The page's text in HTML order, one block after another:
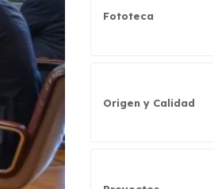
Fototeca
Origen y Calidad